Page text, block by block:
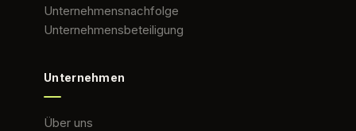
Unternehmensnachfolge
Unternehmensbeteiligung
Unternehmen
Über uns